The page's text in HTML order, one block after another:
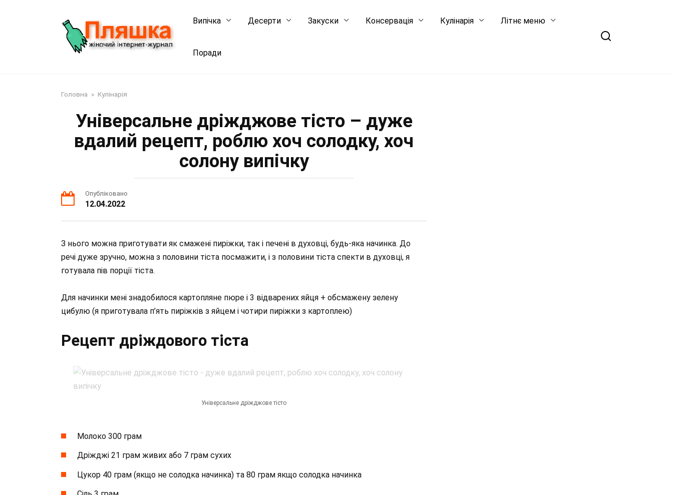
Випічка Десерти Закуски Консервація Кулінарія Літнє меню
Поради
Головна » Кулінарія
Універсальне дріжджове тісто – дуже
вдалий рецепт, роблю хоч солодку, хоч
солону випічку
Опубліковано
12.04.2022
З нього можна приготувати як смажені пиріжки, так і печені в духовці, будь-яка начинка. До
речі дуже зручно, можна з половини тіста посмажити, і з половини тіста спекти в духовці, я
готувала пів порції тіста.
Для начинки мені знадобилося картопляне пюре і 3 відварених яйця + обсмажену зелену
цибулю (я приготувала п’ять пиріжків з яйцем і чотири пиріжки з картоплею)
Рецепт дріждового тіста
Універсальне дріжджове тісто
Молоко 300 грам
Дріжджі 21 грам живих або 7 грам сухих
Цукор 40 грам (якщо не солодка начинка) та 80 грам якщо солодка начинка